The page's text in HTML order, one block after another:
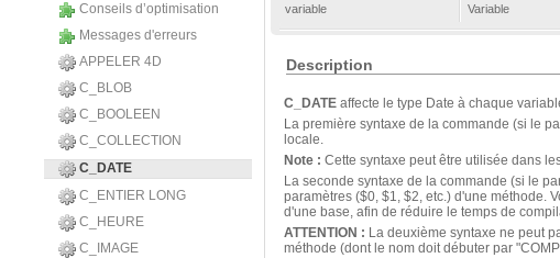
Conseils d’optimisation
Messages d'erreurs
APPELER 4D
C_BLOB
C_BOOLEEN
C_COLLECTION
C_DATE
C_ENTIER LONG
C_HEURE
C_IMAGE
variable
Variable
Description
C_DATE affecte le type Date à chaque
La première syntaxe de la commande (si le
locale.
Note : Cette syntaxe peut être utilisée dans
La seconde syntaxe de la commande (si le
paramètres ($0, $1, $2, etc.) d'une méthode.
d'une base, afin de réduire le temps de
ATTENTION : La deuxième syntaxe ne peut
méthode (dont le nom doit débuter par